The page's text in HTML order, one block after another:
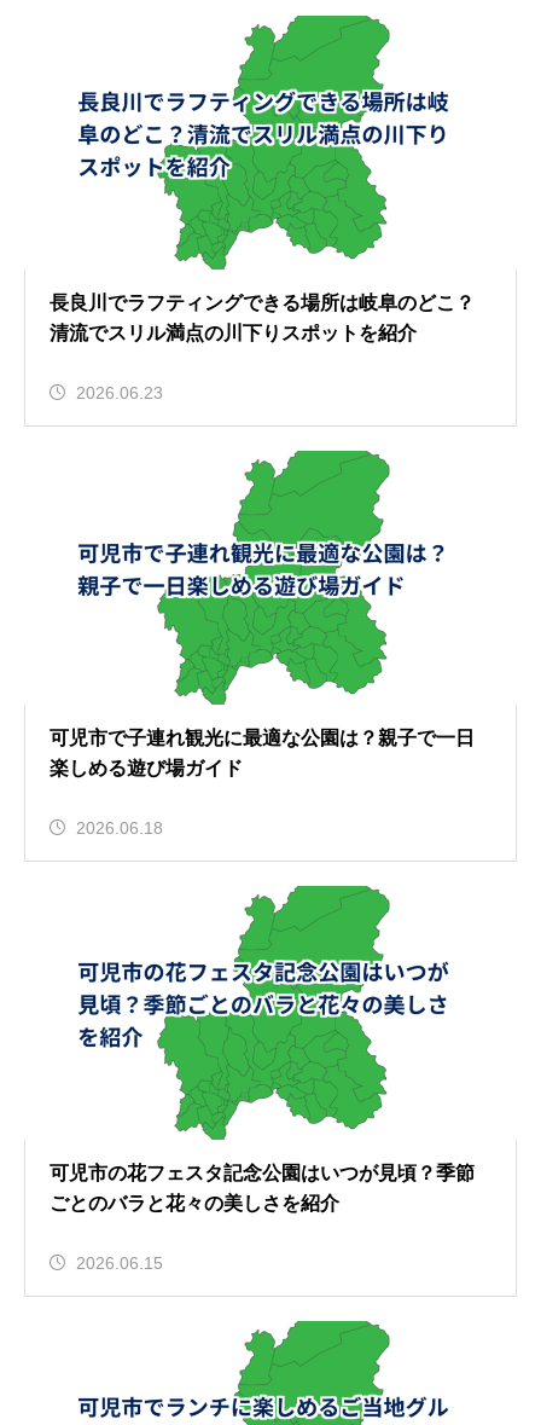
長良川でラフティングできる場所は岐阜のどこ？
清流でスリル満点の川下りスポットを紹介
2026.06.23
可児市で子連れ観光に最適な公園は？親子で一日
楽しめる遊び場ガイド
2026.06.18
可児市の花フェスタ記念公園はいつが見頃？季節
ごとのバラと花々の美しさを紹介
2026.06.15